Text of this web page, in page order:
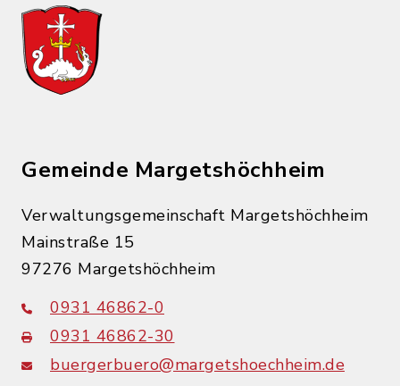
Gemeinde Margetshöchheim
Verwaltungsgemeinschaft Margetshöchheim
Mainstraße 15
97276 Margetshöchheim
0931 46862-0
0931 46862-30
buergerbuero@margetshoechheim.de